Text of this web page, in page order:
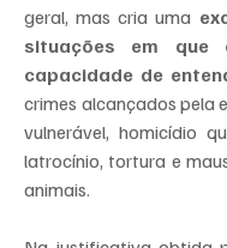
geral, mas cria uma
situações em que
capacidade de
crimes alcançados pela
vulnerável, homicídio
latrocínio, tortura e
animais.